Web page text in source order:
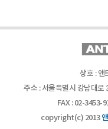
상호 : 앤
주소 : 서울특별시 강남대로
FAX : 02-3453-
copyright(c) 2013